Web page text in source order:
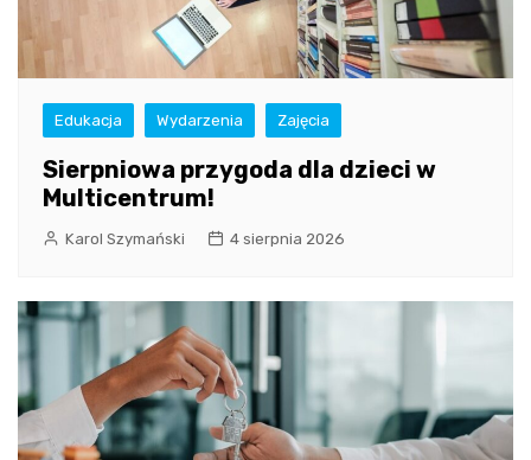
Edukacja Wydarzenia Zajęcia
Sierpniowa przygoda dla dzieci w
Multicentrum!
Karol Szymański 4 sierpnia 2026